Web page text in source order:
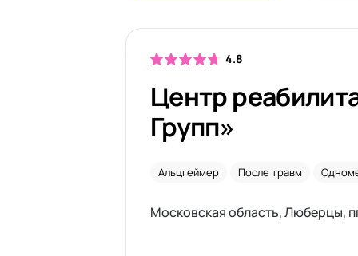
4.8
Центр реабилитации
Групп»
Альцгеймер После травм